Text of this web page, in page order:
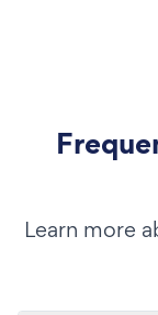
Learn more